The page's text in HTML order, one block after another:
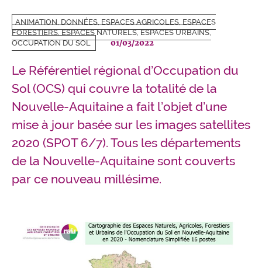
ANIMATION, DONNÉES, ESPACES AGRICOLES, ESPACES
FORESTIERS, ESPACES NATURELS, ESPACES URBAINS,
OCCUPATION DU SOL
01/03/2022
Le Référentiel régional d’Occupation du
Sol (OCS) qui couvre la totalité de la
Nouvelle-Aquitaine a fait l’objet d’une
mise à jour basée sur les images satellites
2020 (SPOT 6/7). Tous les départements
de la Nouvelle-Aquitaine sont couverts
par ce nouveau millésime.